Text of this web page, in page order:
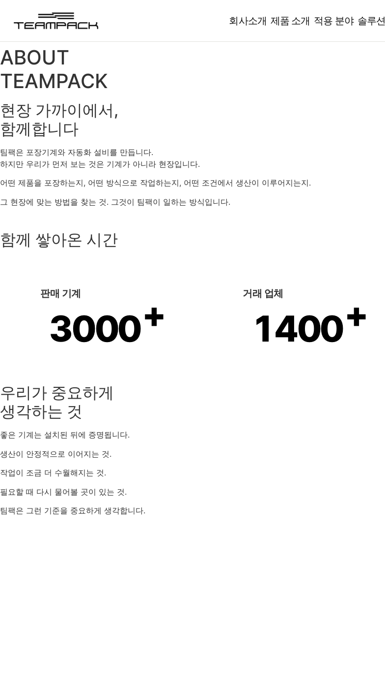
로
건
너
뛰
기
회사소개 제품 소개 적용 분야 솔루션
ABOUT
TEAMPACK
현장 가까이에서,
함께합니다
팀팩은 포장기계와 자동화 설비를 만듭니다.
하지만 우리가 먼저 보는 것은 기계가 아니라 현장입니다.
어떤 제품을 포장하는지, 어떤 방식으로 작업하는지, 어떤 조건에서 생산이 이루어지는지.
그 현장에 맞는 방법을 찾는 것. 그것이 팀팩이 일하는 방식입니다.
함께 쌓아온 시간
판매 기계
3000+ 거래 업체
1400+
우리가 중요하게
생각하는 것
좋은 기계는 설치된 뒤에 증명됩니다.
생산이 안정적으로 이어지는 것.
작업이 조금 더 수월해지는 것.
필요할 때 다시 물어볼 곳이 있는 것.
팀팩은 그런 기준을 중요하게 생각합니다.